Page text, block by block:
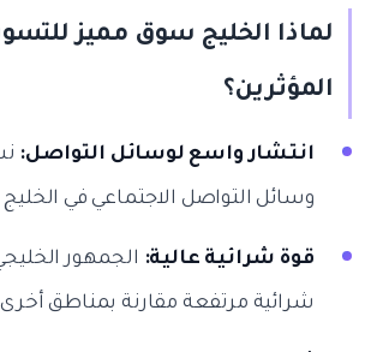
لماذا الخليج سوق مميز
المؤثرين؟
انتشار واسع لوسائل التواصل:
وسائل التواصل الاجتماعي في الخليج
قوة شرائية عالية: الجمهور
شرائية مرتفعة مقارنة بمناطق أخرى